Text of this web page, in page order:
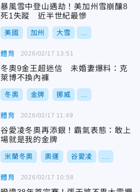
暴風雪中登山遇劫！美加州雪崩釀8
死1失蹤 近半世紀最慘
美國 加州 大雪
體育
冬奧9金王超迷信 未婚妻爆料：克
萊博不換內褲
冬奧 金牌 挪威
2026/02/17 13:51
體育
谷愛凌冬奧再添銀！霸氣表態：敢上
場就是我的金牌
米蘭冬奧 奧運 谷愛凌
2026/02/17 11:49
體育 2026/02/17 10:58